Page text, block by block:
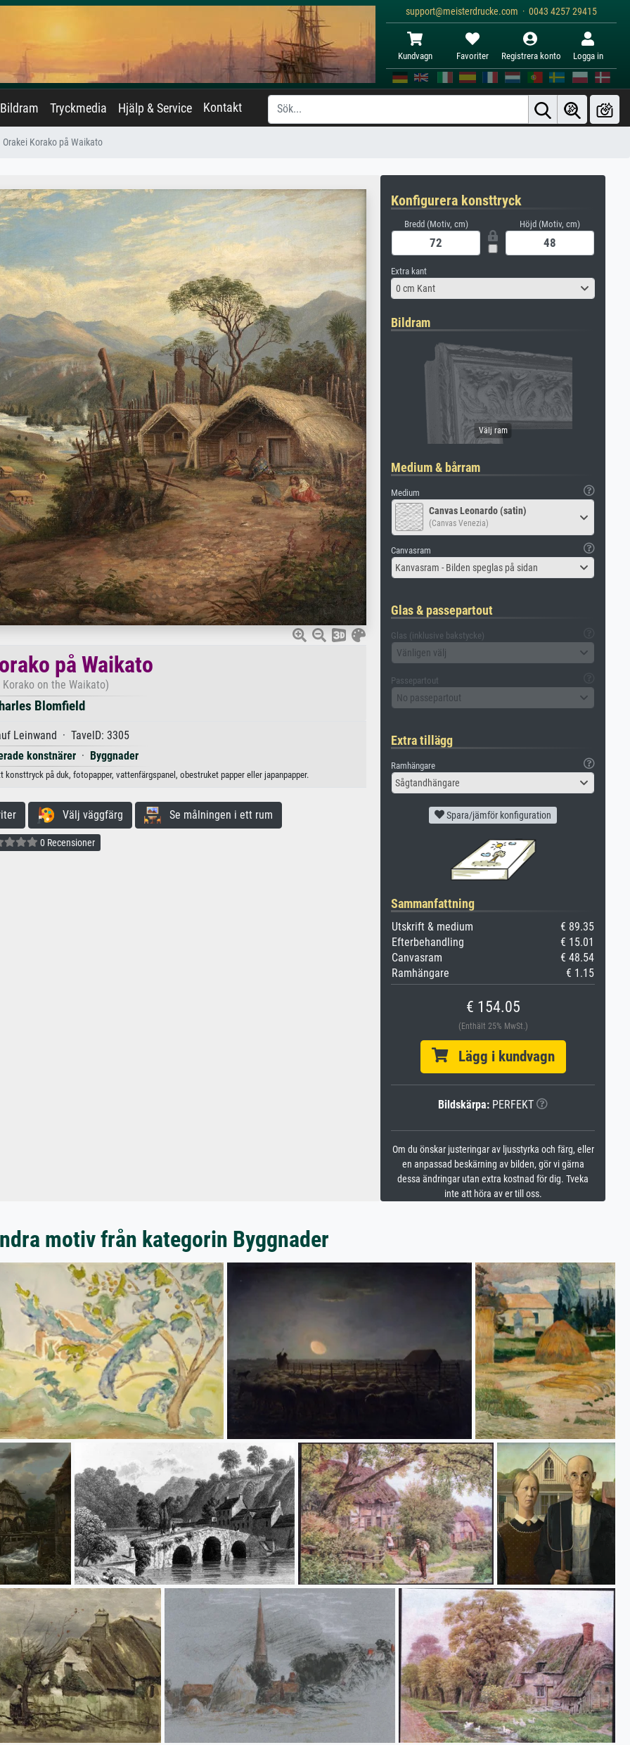
support@meisterdrucke.com · 0043 4257 29415
Kundvagn Favoriter Registrera konto Logga in
Bildram Tryckmedia Hjälp & Service Kontakt
Orakei Korako på Waikato
på Waikato
on the Waikato)
Blomfield
Leinwand · TavelD: 3305
konstnärer· Byggnader
på duk, fotopapper, vattenfärgspanel, obestruket papper eller japanpapper.
Välj väggfärg Se målningen i ett rum
0 Recensioner
Konfigurera konsttryck
Bredd (Motiv, cm) Höjd (Motiv, cm)
Extra kant
0 cm Kant
Bildram
Medium & bårram
Medium
Canvas Leonardo (satin)
(Canvas Venezia)
Canvasram
Kanvasram - Bilden speglas på sidan
Glas & passepartout
Glas (inklusive bakstycke)
Vänligen välj
Passepartout
No passepartout
Extra tillägg
Ramhängare
Sågtandhängare
Spara/jämför konfiguration
Sammanfattning
Utskrift & medium
€ 89.35
Efterbehandling
€ 15.01
Canvasram
€ 48.54
Ramhängare
€ 1.15
€ 154.05
(Enthält 25% MwSt.)
Lägg i kundvagn
Bildskärpa: PERFEKT
Om du önskar justeringar av ljusstyrka och färg, eller
en anpassad beskärning av bilden, gör vi gärna
dessa ändringar utan extra kostnad för dig. Tveka
inte att höra av er till oss.
motiv från kategorin Byggnader